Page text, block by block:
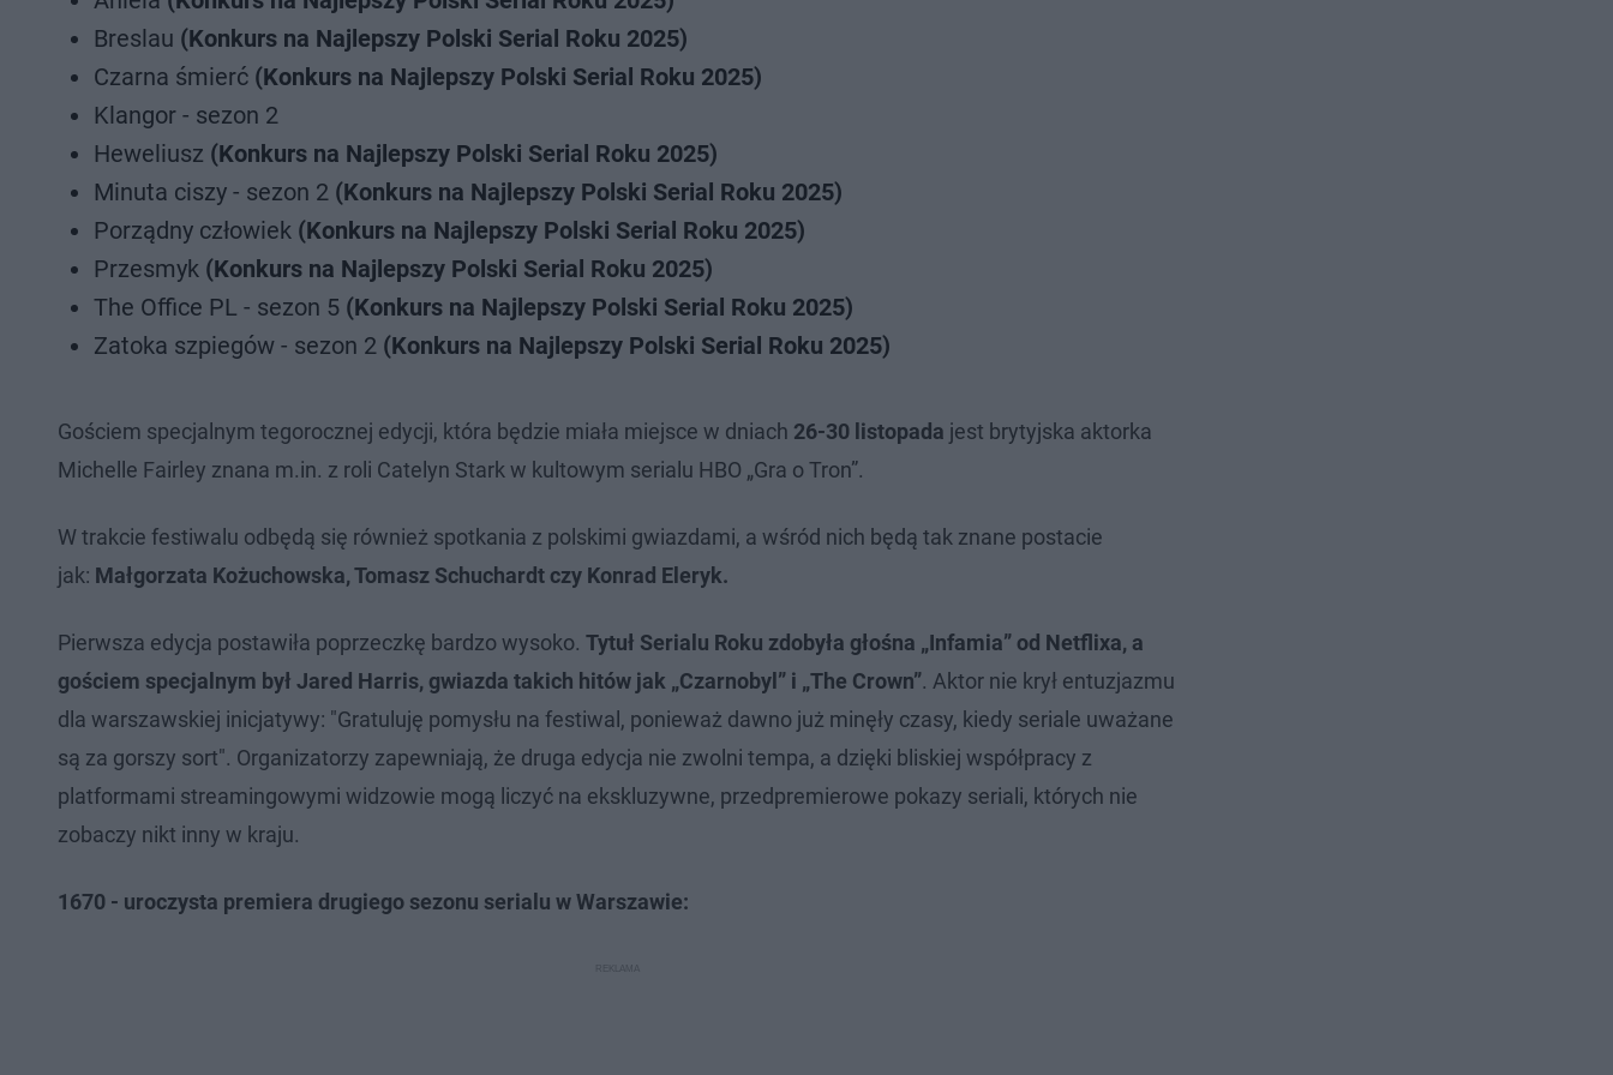
Breslau (Konkurs na Najlepszy Polski Serial Roku 2025)
Czarna śmierć (Konkurs na Najlepszy Polski Serial Roku 2025)
Klangor - sezon 2
Heweliusz (Konkurs na Najlepszy Polski Serial Roku 2025)
Minuta ciszy - sezon 2 (Konkurs na Najlepszy Polski Serial Roku 2025)
Porządny człowiek (Konkurs na Najlepszy Polski Serial Roku 2025)
Przesmyk (Konkurs na Najlepszy Polski Serial Roku 2025)
The Office PL - sezon 5 (Konkurs na Najlepszy Polski Serial Roku 2025)
Zatoka szpiegów - sezon 2 (Konkurs na Najlepszy Polski Serial Roku 2025)
Gościem specjalnym tegorocznej edycji, która będzie miała miejsce w dniach 26-30 listopada jest brytyjska aktorka
Michelle Fairley znana m.in. z roli Catelyn Stark w kultowym serialu HBO „Gra o Tron”.
W trakcie festiwalu odbędą się również spotkania z polskimi gwiazdami, a wśród nich będą tak znane postacie
jak: Małgorzata Kożuchowska, Tomasz Schuchardt czy Konrad Eleryk.
Pierwsza edycja postawiła poprzeczkę bardzo wysoko. Tytuł Serialu Roku zdobyła głośna „Infamia” od Netflixa, a
gościem specjalnym był Jared Harris, gwiazda takich hitów jak „Czarnobyl” i „The Crown”. Aktor nie krył entuzjazmu
dla warszawskiej inicjatywy: "Gratuluję pomysłu na festiwal, ponieważ dawno już minęły czasy, kiedy seriale uważane
są za gorszy sort". Organizatorzy zapewniają, że druga edycja nie zwolni tempa, a dzięki bliskiej współpracy z
platformami streamingowymi widzowie mogą liczyć na ekskluzywne, przedpremierowe pokazy seriali, których nie
zobaczy nikt inny w kraju.
1670 - uroczysta premiera drugiego sezonu serialu w Warszawie: